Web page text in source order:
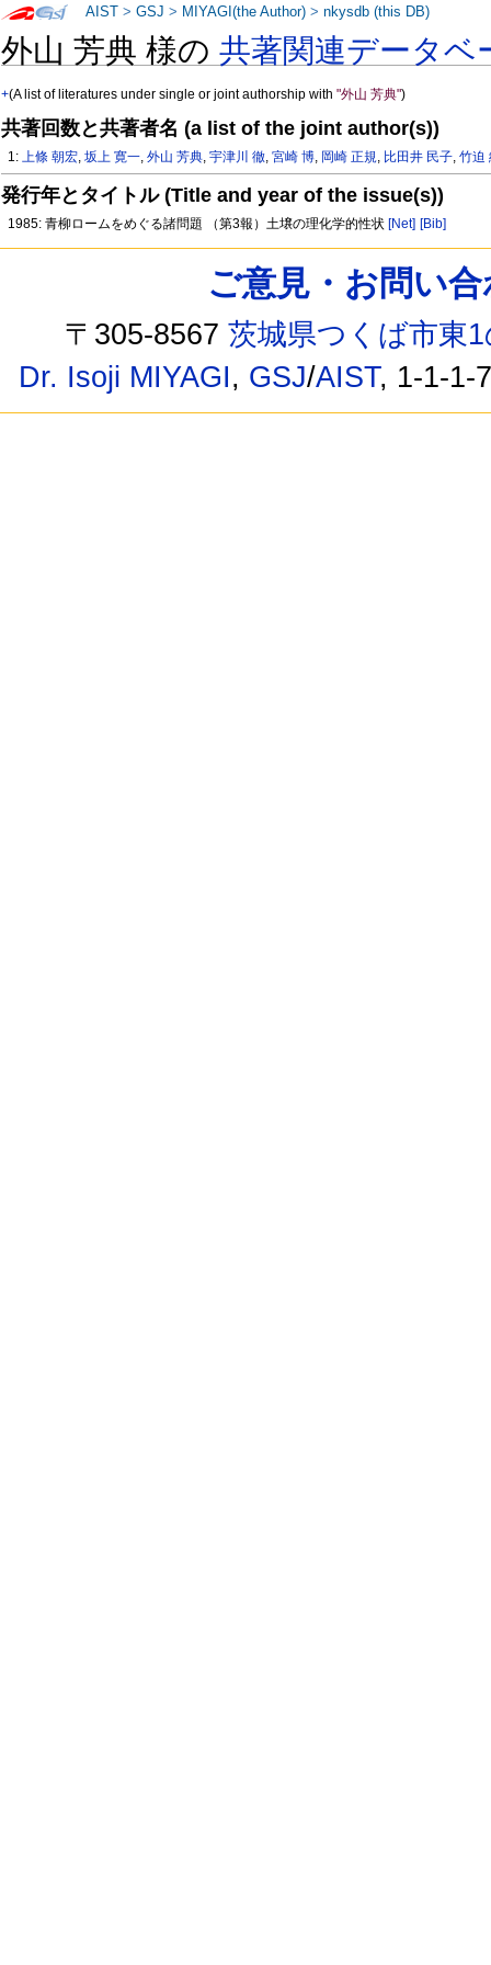
外山 芳典 様の共著関連データベ
+(A list of literatures under single or joint authorship with"外山 芳典")
共著回数と共著者名 (a list of the joint author(s))
1:上條 朝宏,坂上 寛一,外山 芳典,宇津川 徹,宮崎 博, 岡崎 正規, 比田井 民子,竹迫
発行年とタイトル (Title and year of the issue(s))
1985: 青柳ロームをめぐる諸問題 （第3報）土壌の理化学的性状 [Net] [Bib]
AIST >GSJ > MIYAGI(the Author) >nkysdb (this DB)
ご意見・お問い
〒305-8567茨城県つくば市東
Dr. Isoji MIYAGI, GSJ/AIST, 1-1-1-